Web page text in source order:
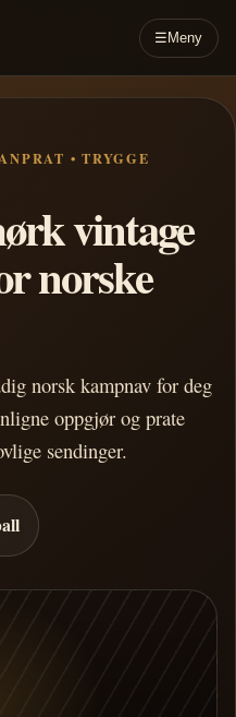
☰ Meny
• TRYGGE
vintage
norske
norsk kampnav for deg
oppgjør og prate
sendinger.